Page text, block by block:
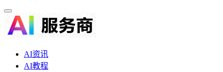
AI资讯
AI教程